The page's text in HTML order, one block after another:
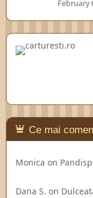
February
Ce mai
Monica on
Dana S. on